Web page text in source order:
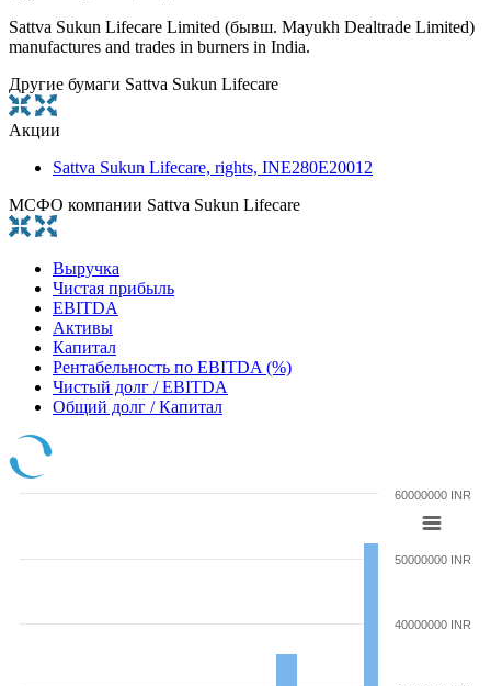
Sattva Sukun Lifecare Limited (бывш. Mayukh Dealtrade Limited)
manufactures and trades in burners in India.
Другие бумаги Sattva Sukun Lifecare
Акции
Sattva Sukun Lifecare, rights, INE280E20012
МСФО компании Sattva Sukun Lifecare
Выручка
Чистая прибыль
EBITDA
Активы
Капитал
Рентабельность по EBITDA (%)
Чистый долг / EBITDA
Общий долг / Капитал
40000000 INR
50000000 INR
60000000 INR